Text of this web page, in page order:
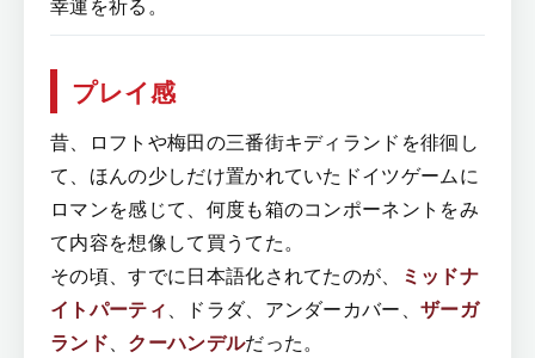
プレイ感
昔、ロフトや梅田の三番街キディランドを徘徊し
て、ほんの少しだけ置かれていたドイツゲームに
ロマンを感じて、何度も箱のコンポーネントをみ
て内容を想像して買うてた。
その頃、すでに日本語化されてたのが、
ミッドナ
イトパーティ、ドラダ、アンダーカバー、ザーガ
ランド、 クーハンデルだった。